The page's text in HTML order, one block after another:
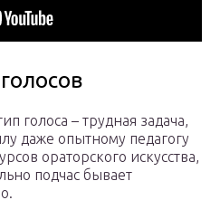
голоса – трудная задача,
даже опытному педагогу
ораторского искусства,
подчас бывает